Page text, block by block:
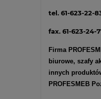
tel. 61-623-22-
fax. 61-623-24-
Firma
biurowe, szafy
innych
PROFESMEB